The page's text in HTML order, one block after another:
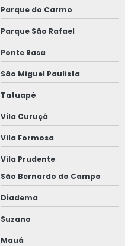
Parque do Carmo
Parque São Rafael
Ponte Rasa
São Miguel Paulista
Tatuapé
Vila Curuçá
Vila Formosa
Vila Prudente
São Bernardo do Campo
Diadema
Suzano
Mauá